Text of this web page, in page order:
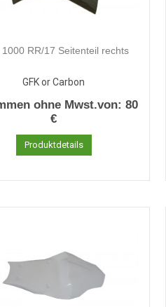
1000 RR/17 Seitenteil rechts
GFK or Carbon
ohne Mwst.von:80
€
Produktdetails